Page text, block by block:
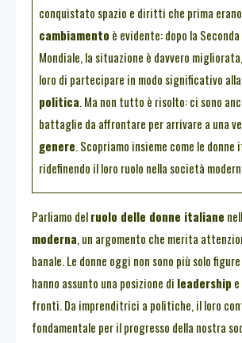
conquistato spazio e diritti che prima
cambiamento è evidente: dopo la
Mondiale, la situazione è davvero
loro di partecipare in modo significativo
politica. Ma non tutto è risolto: ci sono
battaglie da affrontare per arrivare a una
genere. Scopriamo insieme come le
ridefinendo il loro ruolo nella società
Parliamo delruolo delle donne italiane
moderna, un argomento che merita
banale. Le donne oggi non sono più solo
hanno assunto una posizione di leadership
fronti. Da imprenditrici a politiche, il loro
fondamentale per il progresso della nostra